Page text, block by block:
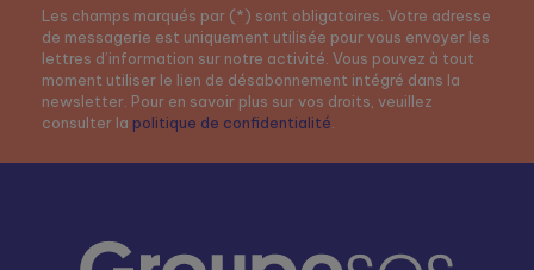
Les champs marqués par (*) sont obligatoires. Votre adresse
de messagerie est uniquement utilisée pour vous envoyer les
lettres d’information sur notre activité. Vous pouvez à tout
moment utiliser le lien de désabonnement intégré dans la
newsletter. Pour en savoir plus sur vos droits, veuillez
consulter la politique de confidentialité